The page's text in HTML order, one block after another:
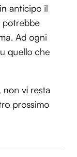
anticipo il
potrebbe
Ad ogni
quello che
vi resta
prossimo